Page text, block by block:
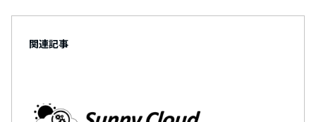
関連記事